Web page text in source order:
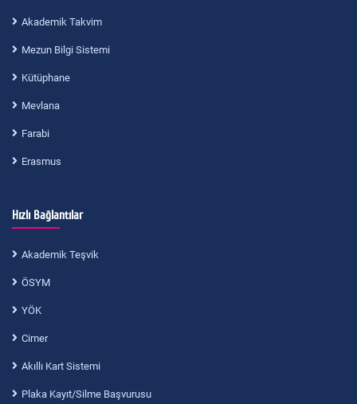
Akademik Takvim
Mezun Bilgi Sistemi
Kütüphane
Mevlana
Farabi
Erasmus
Hızlı Bağlantılar
Akademik Teşvik
ÖSYM
YÖK
Cimer
Akıllı Kart Sistemi
Plaka Kayıt/Silme Başvurusu